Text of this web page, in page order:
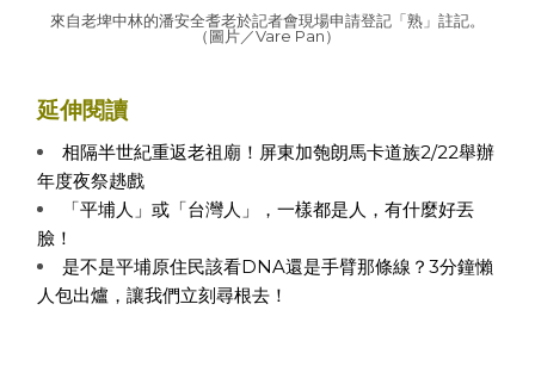
來自老埤中林的潘安全耆老於記者會現場申請登記「熟」註記。
（圖片／Vare Pan）
延伸閱讀
相隔半世紀重返老祖廟！屏東加匏朗馬卡道族2/22舉辦
年度夜祭趒戲
「平埔人」或「台灣人」，一樣都是人，有什麼好丟
臉！
是不是平埔原住民該看DNA還是手臂那條線？3分鐘懶
人包出爐，讓我們立刻尋根去！